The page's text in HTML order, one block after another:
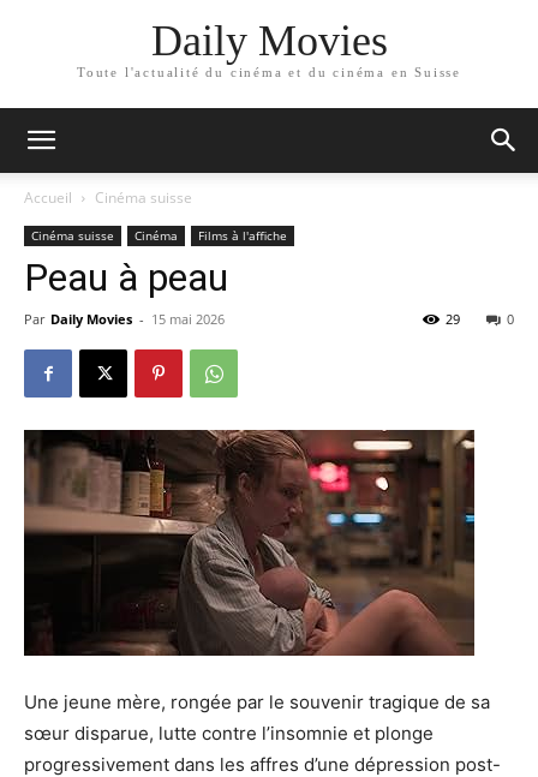
Daily Movies
Toute l'actualité du cinéma et du cinéma en Suisse
Accueil Cinéma suisse
Cinéma suisse Cinéma Films à l'affiche
Peau à peau
Par Daily Movies - 15 mai 2026 0
29
Une jeune mère, rongée par le souvenir tragique de sa
sœur disparue, lutte contre l’insomnie et plonge
progressivement dans les affres d’une dépression post-